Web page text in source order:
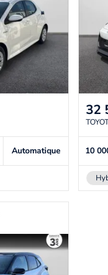
Automatique
32
10